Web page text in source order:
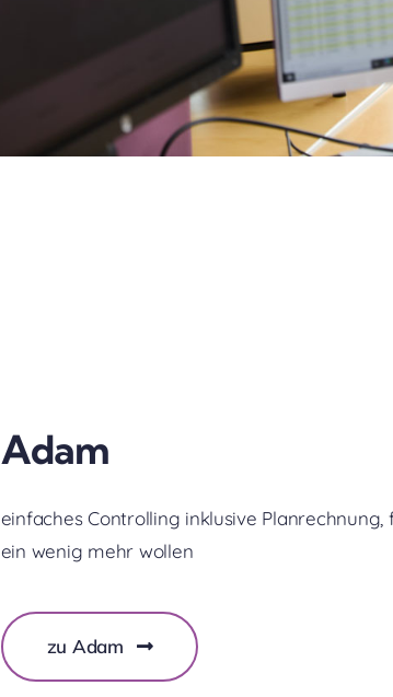
Adam
einfaches Controlling inklusive Planrechnung,
ein wenig mehr wollen
zu Adam